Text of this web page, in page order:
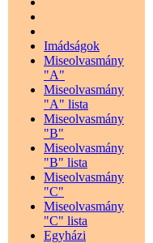
Imádságok
Miseolvasmány
"A"
Miseolvasmány
"A" lista
Miseolvasmány
"B"
Miseolvasmány
"B" lista
Miseolvasmány
"C"
Miseolvasmány
"C" lista
Egyházi